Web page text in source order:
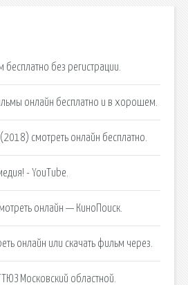
бесплатно без регистрации.
онлайн бесплатно и в хорошем.
смотреть онлайн бесплатно.
- YouTube.
онлайн — КиноПоиск.
онлайн или скачать фильм через.
Московский областной.